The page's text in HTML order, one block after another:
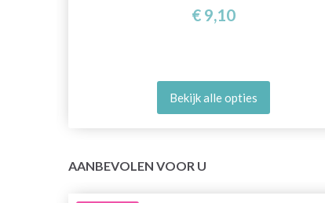
€ 9,10
Bekijk alle opties
AANBEVOLEN VOOR U